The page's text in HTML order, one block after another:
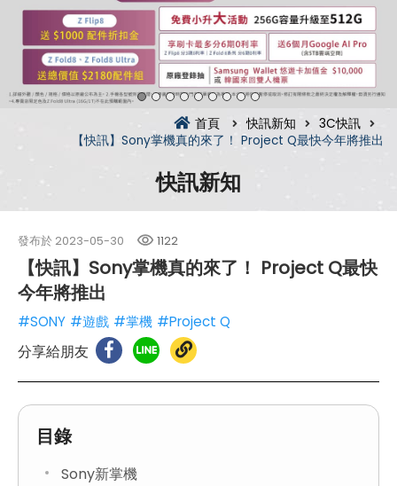
首頁 快訊新知
3C快訊
【快訊】Sony掌機真的來了！ Project Q最快今年將推出
快訊新知
發布於 2023-05-30 1122
【快訊】Sony掌機真的來了！ Project Q最快
今年將推出
#SONY #遊戲 #掌機 #Project Q
分享給朋友
目錄
Sony新掌機